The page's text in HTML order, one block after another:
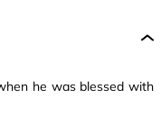
he was blessed with